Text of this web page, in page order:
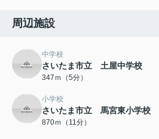
周辺施設
中学校
さいたま市立 土屋中学校
347ｍ（5分）
小学校
さいたま市立 馬宮東小学校
870ｍ（11分）